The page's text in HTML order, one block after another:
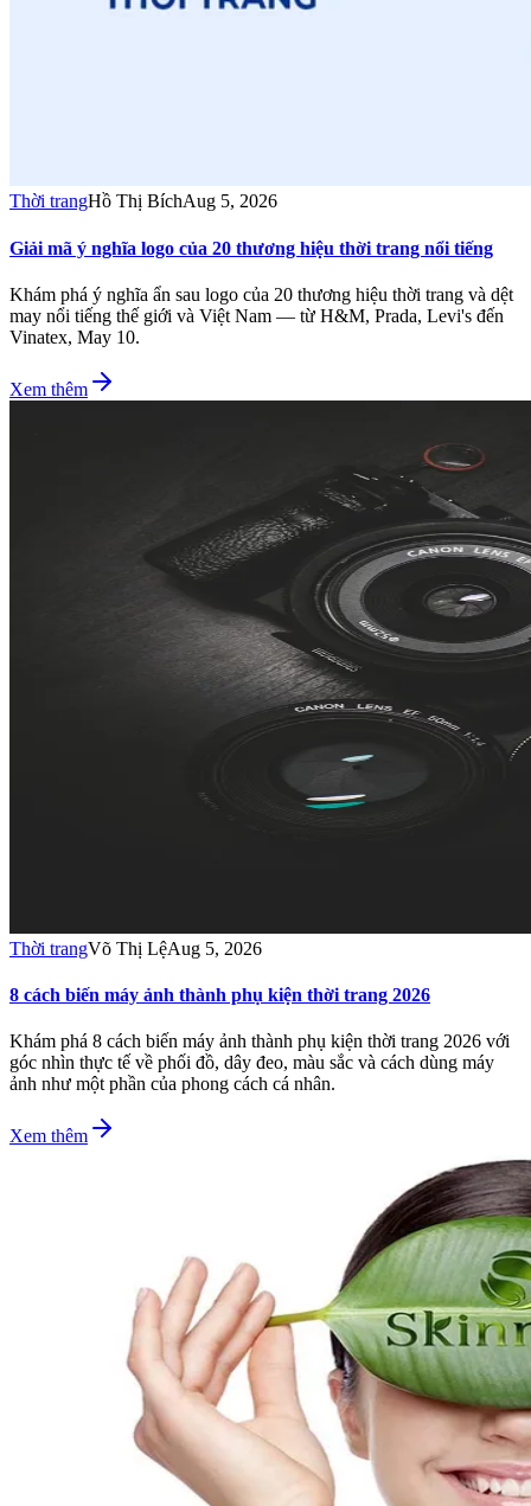
Thời trangHồ Thị BíchAug 5, 2026
Giải mã ý nghĩa logo của 20 thương hiệu thời trang nổi tiếng
Khám phá ý nghĩa ẩn sau logo của 20 thương hiệu thời trang và dệt
may nổi tiếng thế giới và Việt Nam — từ H&M, Prada, Levi's đến
Vinatex, May 10.
Xem thêm
Thời trangVõ Thị LệAug 5, 2026
8 cách biến máy ảnh thành phụ kiện thời trang 2026
Khám phá 8 cách biến máy ảnh thành phụ kiện thời trang 2026 với
góc nhìn thực tế về phối đồ, dây đeo, màu sắc và cách dùng máy
ảnh như một phần của phong cách cá nhân.
Xem thêm